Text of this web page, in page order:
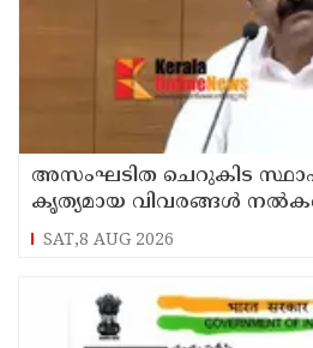
അസംഘടിത ചെറുകിട
കൃത്യമായ വിവരങ്ങൾ
വി ഡി സതീശൻ
SAT,8 AUG 2026